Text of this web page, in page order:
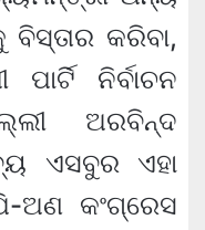
ବିସ୍ତାର କରିବା,
ନିର୍ବାଚନ
ଅରବିନ୍ଦ
ଏସବୁର ଏହା
ଅଣ କଂଗ୍ରେସ